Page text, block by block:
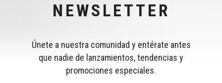
NEWSLETTER
Únete a nuestra comunidad y entérate antes
que nadie de lanzamientos, tendencias y
promociones especiales.